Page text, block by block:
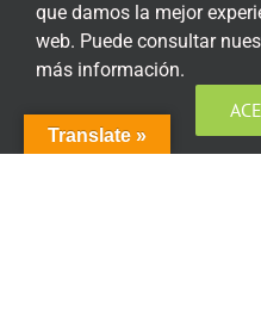
Política de privacidad
Política de privacidad Redes
Política de cookies
Translate »
que damos la mejor
web. Puede consultar
más información.